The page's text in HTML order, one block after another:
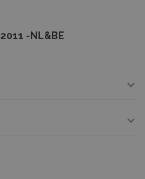
2011 -NL&BE